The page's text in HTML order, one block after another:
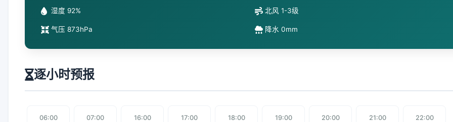
湿度 92% 北风 1-3级
气压 873hPa 降水 0mm
逐小时预报
06:00 07:00 16:00 17:00 18:00 19:00 20:00 21:00 22:00